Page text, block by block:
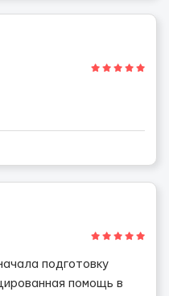
подготовку
помощь в